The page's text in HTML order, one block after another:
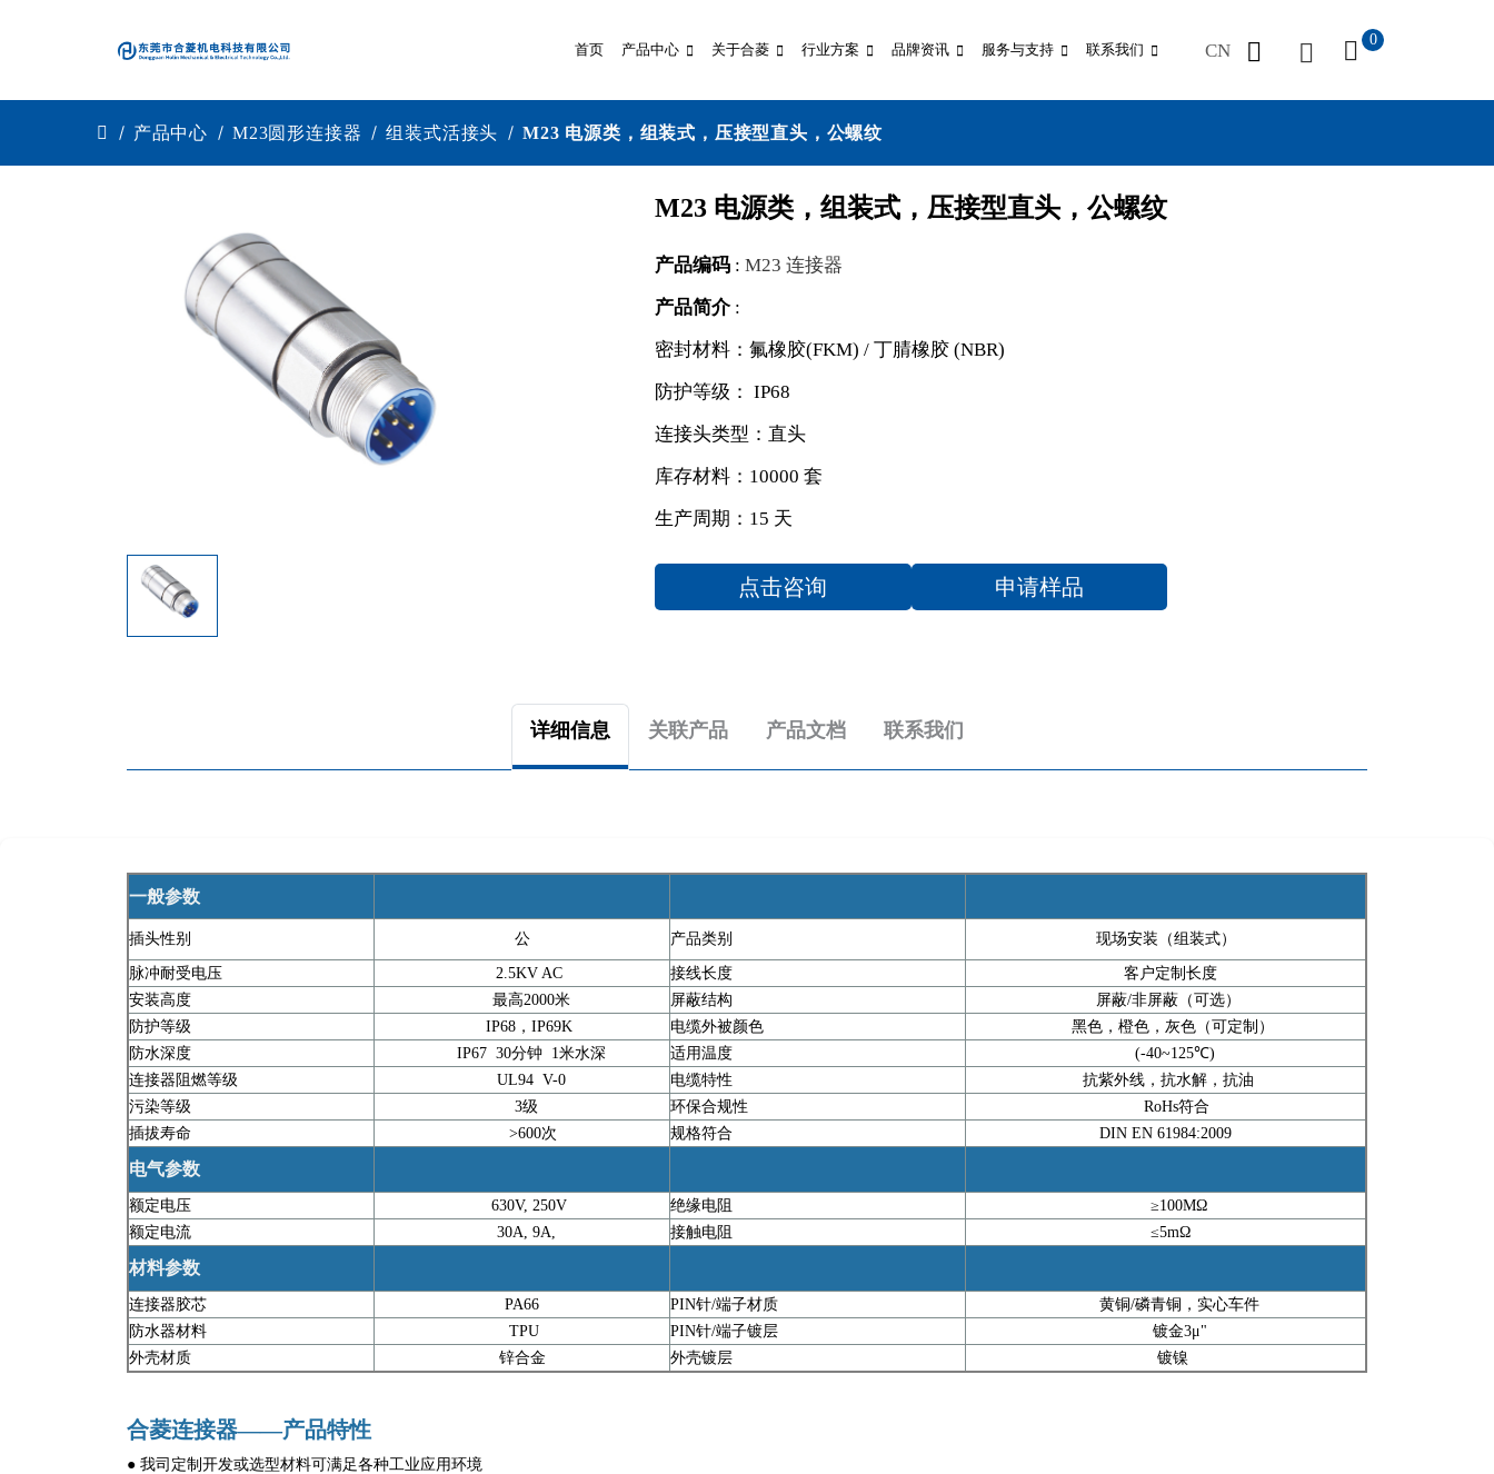
首页 产品中心 关于合菱 行业方案 品牌资讯 服务与支持 联系我们 CN
0
产品中心 M23圆形连接器 组装式活接头 M23 电源类，组装式，压接型直头，公螺纹
M23 电源类，组装式，压接型直头，公螺纹
产品编码 : M23 连接器
产品简介:
密封材料：氟橡胶(FKM) / 丁腈橡胶 (NBR)
防护等级： IP68
连接头类型：直头
库存材料：10000 套
生产周期：15 天
点击咨询 申请样品
详细信息 关联产品 产品文档 联系我们
一般参数
插头性别 公 产品类别 现场安装（组装式）
脉冲耐受电压 2.5KV AC 接线长度
客户定制长度
安装高度
最高2000米 屏蔽结构
屏蔽/非屏蔽（可选）
防护等级
IP68，IP69K 电缆外被颜色
黑色，橙色，灰色（可定制）
防水深度
IP67 30分钟 1米水深 适用温度
(-40~125℃)
连接器阻燃等级
UL94 V-0 电缆特性
抗紫外线，抗水解，抗油
污染等级
3级 环保合规性
RoHs符合
插拔寿命
>600次 规格符合 DIN EN 61984:2009
电气参数
额定电压 630V, 250V 绝缘电阻
≥100MΩ
额定电流
30A, 9A, 接触电阻 ≤5mΩ
材料参数
连接器胶芯 PA66 PIN针/端子材质
黄铜/磷青铜，实心车件
防水器材料
TPU PIN针/端子镀层
镀金3μ"
外壳材质
锌合金 外壳镀层 镀镍
合菱连接器——产品特性
● 我司定制开发或选型材料可满足各种工业应用环境